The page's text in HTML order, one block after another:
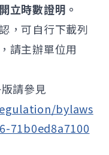
立時數證明。
，可自行下載列
請主辦單位用
請參見
bylaws
71b0ed8a7100